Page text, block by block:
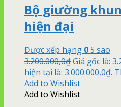
Bộ giường
hiện đại
Được xếp hạng 05 sao
3.200.000,0₫Giá gốc là:
hiện tại là: 3.000.000,0₫.
Add to Wishlist
Add to Wishlist